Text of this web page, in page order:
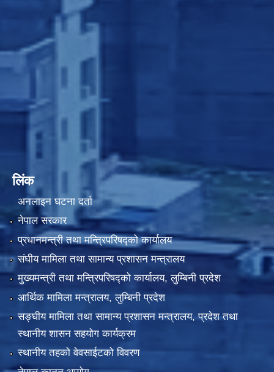
लिंक
अनलाइन घटना दर्ता
नेपाल सरकार
प्रधानमन्त्री तथा मन्त्रिपरिषद्को कार्यालय
संघीय मामिला तथा सामान्य प्रशासन मन्त्रालय
मुख्यमन्त्री तथा मन्त्रिपरिषद्को कार्यालय, लुम्बिनी प्रदेश
आर्थिक मामिला मन्त्रालय, लुम्बिनी प्रदेश
सङ्घीय मामिला तथा सामान्य प्रशासन मन्त्रालय, प्रदेश तथा
स्थानीय शासन सहयोग कार्यक्रम
स्थानीय तहको वेवसाईटको विवरण